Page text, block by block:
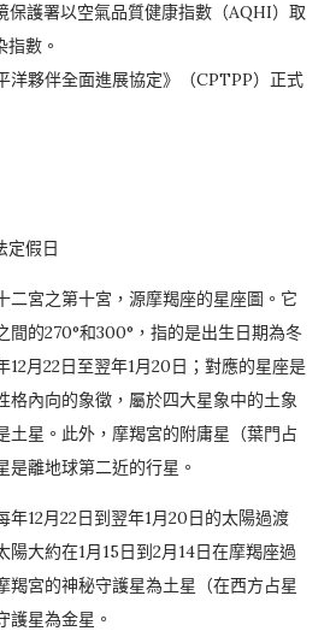
保護署以空氣品質健康指數（AQHI）取
數。
洋夥伴全面進展協定》（CPTPP）正式
定假日
二宮之第十宮，源摩羯座的星座圖。它
間的270°和300°，指的是出生日期為冬
12月22日至翌年1月20日；對應的星座是
格內向的象徵，屬於四大星象中的土象
土星。此外，摩羯宮的附庸星（葉門占
是離地球第二近的行星。
年12月22日到翌年1月20日的太陽過渡
陽大約在1月15日到2月14日在摩羯座過
羯宮的神秘守護星為土星（在西方占星
護星為金星。